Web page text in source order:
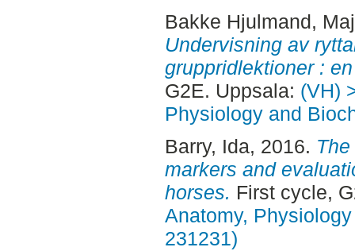
Bakke Hjulmand,
Undervisning av
gruppridlektioner :
G2E. Uppsala: (VH)
Physiology and
Barry, Ida, 2016.
markers and
horses. First cycle,
Anatomy,
231231)